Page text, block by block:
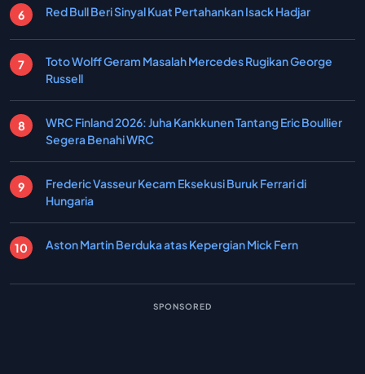
Red Bull Beri Sinyal Kuat Pertahankan Isack Hadjar
Toto Wolff Geram Masalah Mercedes Rugikan George
Russell
WRC Finland 2026: Juha Kankkunen Tantang Eric Boullier
Segera Benahi WRC
Frederic Vasseur Kecam Eksekusi Buruk Ferrari di
Hungaria
Aston Martin Berduka atas Kepergian Mick Fern
SPONSORED